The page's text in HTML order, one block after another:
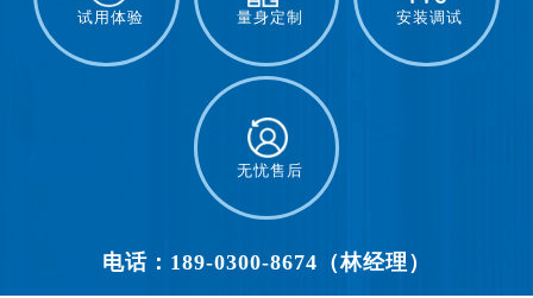
试用体验 量身定制 安装调试
无忧售后
电话：189-0300-8674（林经理）